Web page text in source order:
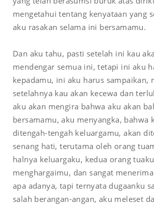
mengetahui tentang kenyataan yang
aku rasakan selama ini bersamamu.
Dan aku tahu, pasti setelah ini kau
mendengar semua ini, tetapi ini aku
kepadamu, ini aku harus sampaikan,
setelahnya kau akan kecewa dan
aku akan mengira bahwa aku akan
bersamamu, aku menyangka, bahwa
ditengah-tengah keluargamu, akan
senang hati, terutama oleh orang
halnya keluargaku, kedua orang
menghargaimu, dan sangat
apa adanya, tapi ternyata dugaanku
salah berangan-angan, aku meleset